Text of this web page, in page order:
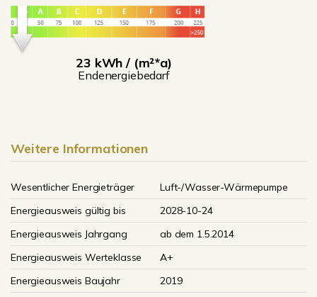
23 kWh / (m²*a)
Endenergiebedarf
Weitere Informationen
Wesentlicher Energieträger
Luft-/Wasser-Wärmepumpe
Energieausweis gültig bis
2028-10-24
Energieausweis Jahrgang
ab dem 1.5.2014
Energieausweis Werteklasse
A+
Energieausweis Baujahr
2019